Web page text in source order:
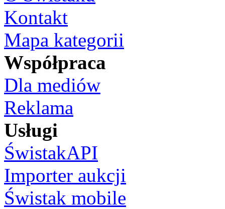
Kontakt
Mapa kategorii
Współpraca
Dla mediów
Reklama
Usługi
ŚwistakAPI
Importer aukcji
Świstak mobile